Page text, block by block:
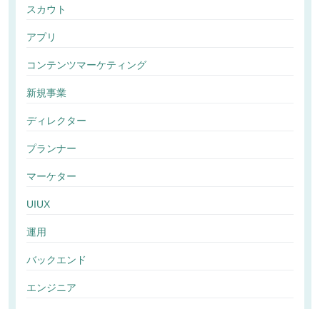
スカウト
アプリ
コンテンツマーケティング
新規事業
ディレクター
プランナー
マーケター
UIUX
運用
バックエンド
エンジニア